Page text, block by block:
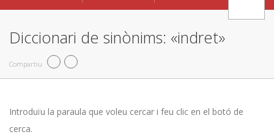
Diccionari de sinònims: «indret»
Compartiu
Introduïu la paraula que voleu cercar i feu clic en el botó de
cerca.